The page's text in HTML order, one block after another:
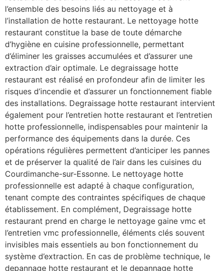
l’ensemble des besoins liés au nettoyage et à
l’installation de hotte restaurant. Le nettoyage hotte
restaurant constitue la base de toute démarche
d’hygiène en cuisine professionnelle, permettant
d’éliminer les graisses accumulées et d’assurer une
extraction d’air optimale. Le degraissage hotte
restaurant est réalisé en profondeur afin de limiter les
risques d’incendie et d’assurer un fonctionnement fiable
des installations. Degraissage hotte restaurant intervient
également pour l’entretien hotte restaurant et l’entretien
hotte professionnelle, indispensables pour maintenir la
performance des équipements dans la durée. Ces
opérations régulières permettent d’anticiper les pannes
et de préserver la qualité de l’air dans les cuisines du
Courdimanche-sur-Essonne. Le nettoyage hotte
professionnelle est adapté à chaque configuration,
tenant compte des contraintes spécifiques de chaque
établissement. En complément, Degraissage hotte
restaurant prend en charge le nettoyage gaine vmc et
l’entretien vmc professionnelle, éléments clés souvent
invisibles mais essentiels au bon fonctionnement du
système d’extraction. En cas de problème technique, le
depannage hotte restaurant et le depannage hotte